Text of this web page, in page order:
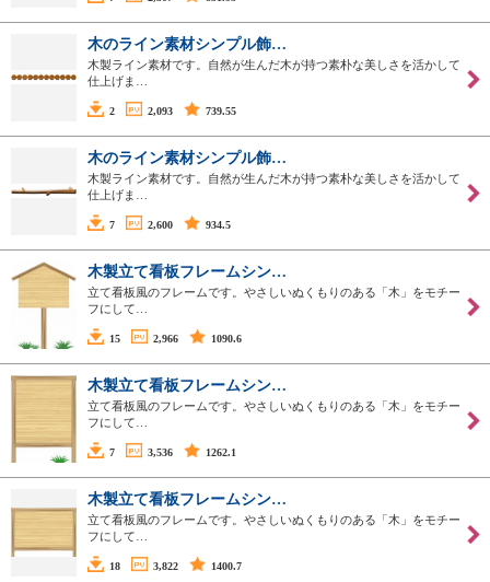
木のライン素材シンプル飾…
木製ライン素材です。自然が生んだ木が持つ素朴な美しさを活かして
仕上げま…
2 2,093 739.55
木のライン素材シンプル飾…
木製ライン素材です。自然が生んだ木が持つ素朴な美しさを活かして
仕上げま…
7 2,600 934.5
木製立て看板フレームシン…
立て看板風のフレームです。やさしいぬくもりのある「木」をモチー
フにして…
15 2,966 1090.6
木製立て看板フレームシン…
立て看板風のフレームです。やさしいぬくもりのある「木」をモチー
フにして…
7 3,536 1262.1
木製立て看板フレームシン…
立て看板風のフレームです。やさしいぬくもりのある「木」をモチー
フにして…
18 3,822 1400.7